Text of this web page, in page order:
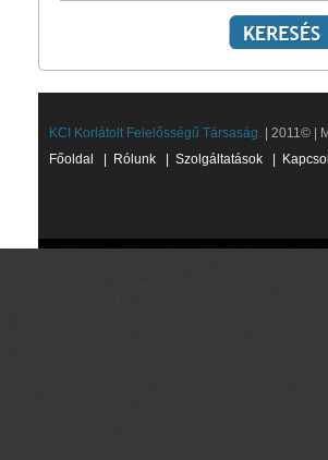
KCI Korlátolt Felelősségű Társaság. | 2011© |
Főoldal
Rólunk Szolgáltatások